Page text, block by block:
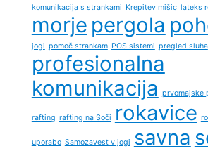
komunikacija s strankami Krepitev mišic lateks
morje pergola
jogi pomoč strankam POS sistemi pregled sluha
profesionalna
komunikacija prvomajske
rafting rafting na Soči rokavice
uporabo Samozavest v jogi savna